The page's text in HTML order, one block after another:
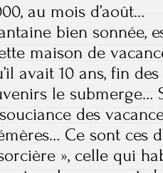
au mois d’août…
bien sonnée,
maison de
avait 10 ans, fin
le submerge…
des
Ce sont ces
», celle qui